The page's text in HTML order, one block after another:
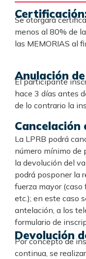
Se otorgará
menos al 80% de
las MEMORIAS al
Anulación
El participante
hace 3 días antes
de lo contrario la
La LPRB podrá
número mínimo de
la devolución del
podrá posponer la
fuerza mayor (caso
etc.); en este caso
antelación, a los
formulario de
Devolución
Por concepto de
continua, se